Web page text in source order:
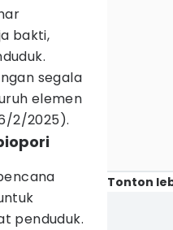
bakti,
segala
elemen
2/2025).
penduduk.
Tonton